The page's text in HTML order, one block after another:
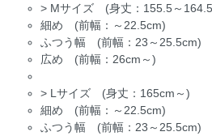
> Mサイズ (身丈：155.5～
細め (前幅：～22.5cm)
ふつう幅 (前幅：23～25.5cm)
広め (前幅：26cm～)
> Lサイズ (身丈：165cm～)
細め (前幅：～22.5cm)
ふつう幅 (前幅：23～25.5cm)